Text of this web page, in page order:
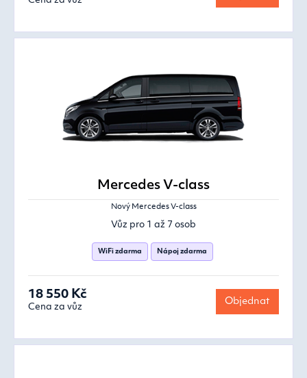
Mercedes V-class
Nový Mercedes V-class
Vůz pro 1 až 7 osob
WiFi zdarma Nápoj zdarma
18 550 Kč
Cena za vůz
Objednat